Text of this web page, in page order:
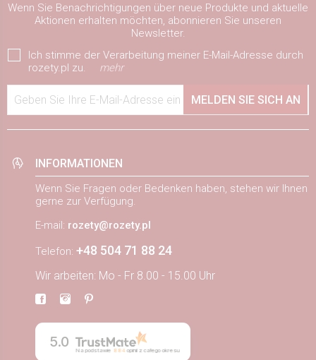
Wenn Sie Benachrichtigungen über neue Produkte und aktuelle
Aktionen erhalten möchten, abonnieren Sie unseren
Newsletter.
Ich stimme der Verarbeitung meiner E-Mail-Adresse durch
rozety.pl zu.
mehr
Geben Sie Ihre E-Mail-Adresse ein MELDEN SIE SICH AN
INFORMATIONEN
Wenn Sie Fragen oder Bedenken haben, stehen wir Ihnen
gerne zur Verfügung.
E-mail: rozety@rozety.pl
Telefon: +48 504 71 88 24
Wir arbeiten: Mo - Fr 8.00 - 15.00 Uhr
5.0
Na podstawie 884opinii z całego okresu